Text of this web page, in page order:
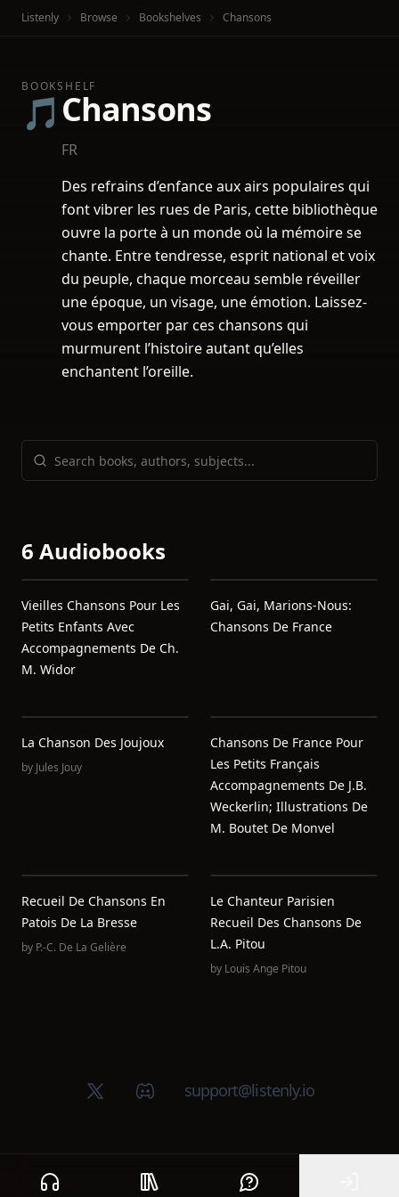
Home Public library Help
Listenly Browse Bookshelves Chansons
BOOKSHELF
🎵 Chansons
FR
Des refrains d’enfance aux airs populaires qui
font vibrer les rues de Paris, cette bibliothèque
ouvre la porte à un monde où la mémoire se
chante. Entre tendresse, esprit national et voix
du peuple, chaque morceau semble réveiller
une époque, un visage, une émotion. Laissez-
vous emporter par ces chansons qui
murmurent l’histoire autant qu’elles
enchantent l’oreille.
6 Audiobooks
Vieilles Chansons Pour Les
Petits Enfants Avec
Accompagnements De Ch.
M. Widor
Gai, Gai, Marions-Nous:
Chansons De France
La Chanson Des Joujoux
by Jules Jouy
Chansons De France Pour
Les Petits Français
Accompagnements De J.B.
Weckerlin; Illustrations De
M. Boutet De Monvel
Recueil De Chansons En
Patois De La Bresse
by P.-C. De La Gelière
Le Chanteur Parisien
Recueil Des Chansons De
L.A. Pitou
by Louis Ange Pitou
X (Twitter)Discord groupsupport@listenly.io